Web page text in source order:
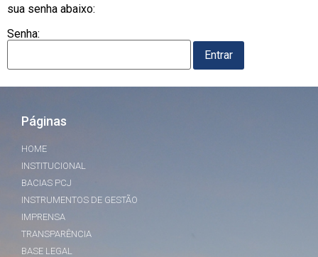
sua senha abaixo:
Senha:
Páginas
HOME
INSTITUCIONAL
BACIAS PCJ
INSTRUMENTOS DE GESTÃO
IMPRENSA
TRANSPARÊNCIA
BASE LEGAL